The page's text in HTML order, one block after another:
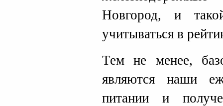
Новгород, и
учитываться в
Тем не менее,
являются наши
питании и